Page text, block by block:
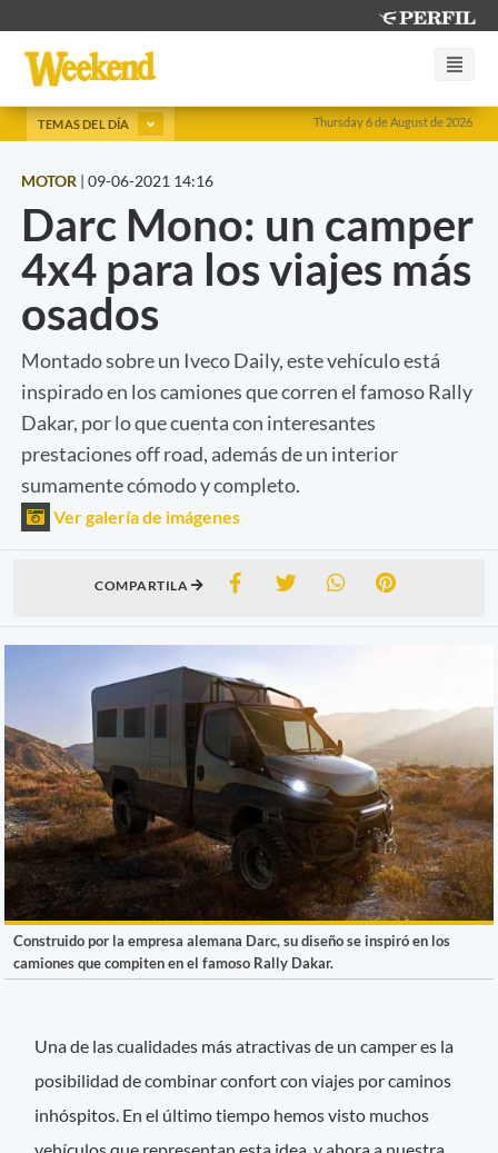
Thursday 6 de August de 2026
TEMAS DEL DÍA
MOTOR | 09-06-2021 14:16
Darc Mono: un camper
4x4 para los viajes más
osados
Montado sobre un Iveco Daily, este vehículo está
inspirado en los camiones que corren el famoso Rally
Dakar, por lo que cuenta con interesantes
prestaciones off road, además de un interior
sumamente cómodo y completo.
Ver galería de imágenes
COMPARTILA
Construido por la empresa alemana Darc, su diseño se inspiró en los
camiones que compiten en el famoso Rally Dakar.
Una de las cualidades más atractivas de un camper es la
posibilidad de combinar confort con viajes por caminos
inhóspitos. En el último tiempo hemos visto muchos